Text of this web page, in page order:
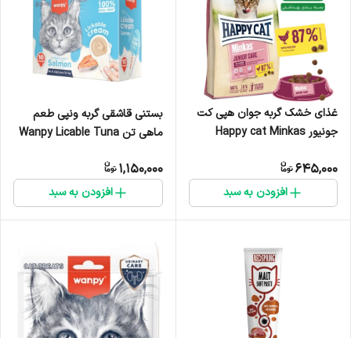
غذای خشک گربه جوان هپی کت
جونیور Happy cat Minkas
645,000
افزودن به سبد
بستنی قاشقی گربه ونپی طعم
ماهی تن Wanpy Licable Tuna
1,150,000
افزودن به سبد